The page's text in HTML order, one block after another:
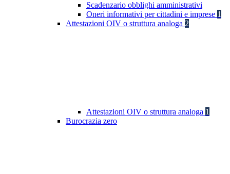
Scadenzario obblighi amministrativi
Oneri informativi per cittadini e imprese 1
Attestazioni OIV o struttura analoga 2
Attestazioni OIV o struttura analoga 1
Burocrazia zero